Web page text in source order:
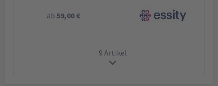
ab 59,00 €
9 Artikel